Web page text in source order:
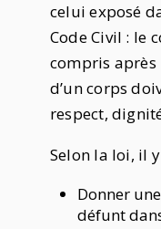
celui exposé
Code Civil : le
compris après
d’un corps
respect,
Selon la loi, il
Donner
défunt